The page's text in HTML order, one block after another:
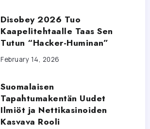
Disobey 2026 Tuo
Kaapelitehtaalle Taas Sen
Tutun “Hacker-Huminan”
February 14, 2026
Suomalaisen
Tapahtumakentän Uudet
Ilmiöt ja Nettikasinoiden
Kasvava Rooli